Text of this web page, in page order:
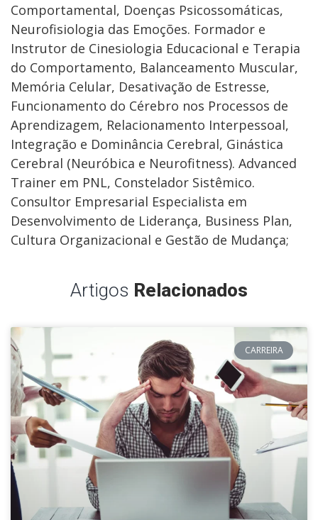
Comportamental, Doenças Psicossomáticas,
Neurofisiologia das Emoções. Formador e
Instrutor de Cinesiologia Educacional e Terapia
do Comportamento, Balanceamento Muscular,
Memória Celular, Desativação de Estresse,
Funcionamento do Cérebro nos Processos de
Aprendizagem, Relacionamento Interpessoal,
Integração e Dominância Cerebral, Ginástica
Cerebral (Neuróbica e Neurofitness). Advanced
Trainer em PNL, Constelador Sistêmico.
Consultor Empresarial Especialista em
Desenvolvimento de Liderança, Business Plan,
Cultura Organizacional e Gestão de Mudança;
Artigos Relacionados
CARREIRA